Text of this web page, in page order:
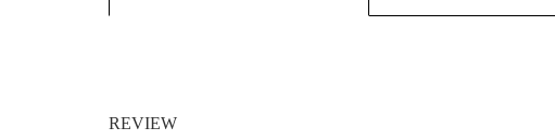
REVIEW